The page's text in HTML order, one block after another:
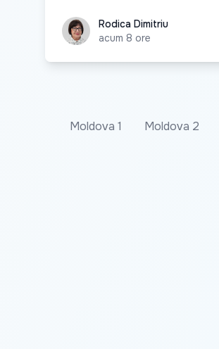
Rodica Dimitriu
Rodica Dimitriu
acum 8 ore
Moldova 1 Moldova 2